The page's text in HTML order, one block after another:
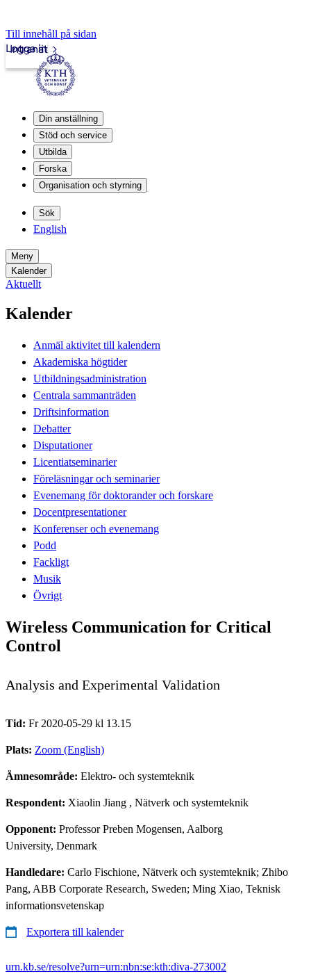
Till innehåll på sidan
Intranät
Logga in
Din anställning
Stöd och service
Utbilda
Forska
Organisation och styrning
Sök
English
Meny
Kalender
Aktuellt
Kalender
Anmäl aktivitet till kalendern
Akademiska högtider
Utbildningsadministration
Centrala sammanträden
Driftsinformation
Debatter
Disputationer
Licentiatseminarier
Föreläsningar och seminarier
Evenemang för doktorander och forskare
Docentpresentationer
Konferenser och evenemang
Podd
Fackligt
Musik
Övrigt
Wireless Communication for Critical
Control
Analysis and Experimental Validation
Tid: Fr 2020-05-29 kl 13.15
Plats: Zoom (English)
Ämnesområde: Elektro- och systemteknik
Respondent: Xiaolin Jiang , Nätverk och systemteknik
Opponent: Professor Preben Mogensen, Aalborg
University, Denmark
Handledare: Carlo Fischione, Nätverk och systemteknik; Zhibo
Pang, ABB Corporate Research, Sweden; Ming Xiao, Teknisk
informationsvetenskap
Exportera till kalender
urn.kb.se/resolve?urn=urn:nbn:se:kth:diva-273002